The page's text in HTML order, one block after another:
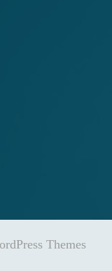
Themes